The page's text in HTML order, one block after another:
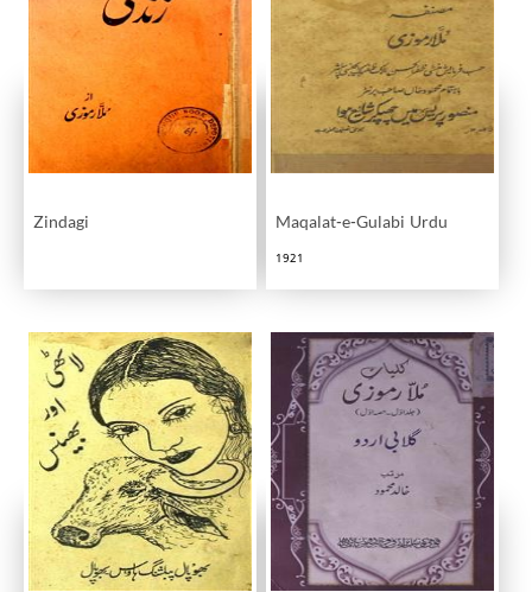
Zindagi Maqalat-e-Gulabi Urdu
1921